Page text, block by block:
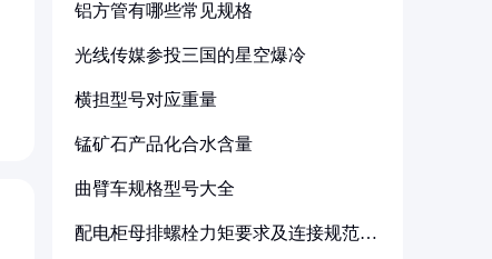
铝方管有哪些常见规格
光线传媒参投三国的星空爆冷
横担型号对应重量
锰矿石产品化合水含量
曲臂车规格型号大全
配电柜母排螺栓力矩要求及连接规范详